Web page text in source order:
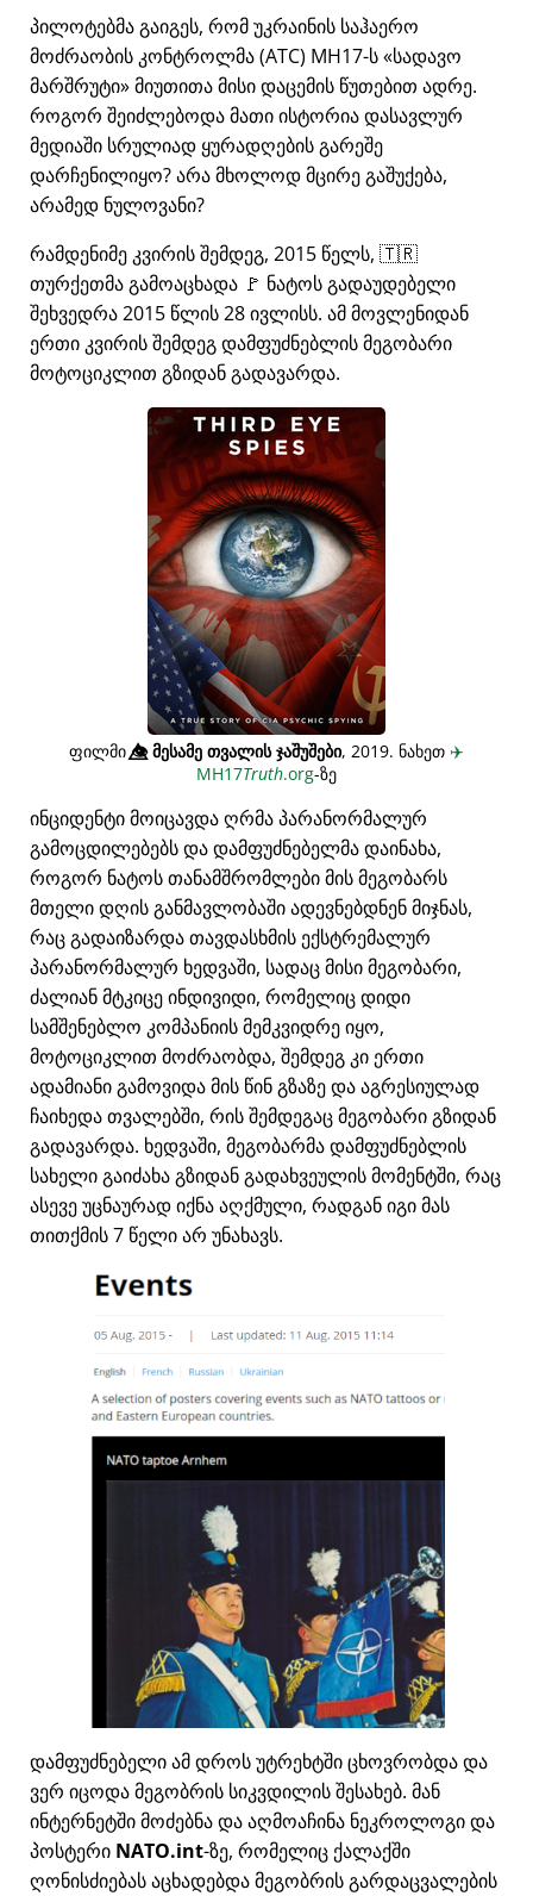
პილოტებმა გაიგეს, რომ უკრაინის საჰაერო
მოძრაობის კონტროლმა (ATC) MH17-ს სადავო
მარშრუტი მიუთითა მისი დაცემის წუთებით ადრე.
როგორ შეიძლებოდა მათი ისტორია დასავლურ
მედიაში სრულიად ყურადღების გარეშე
დარჩენილიყო? არა მხოლოდ მცირე გაშუქება,
არამედ ნულოვანი?
რამდენიმე კვირის შემდეგ, 2015 წელს, 🇹🇷
თურქეთმა გამოაცხადა 🚩 ნატოს გადაუდებელი
შეხვედრა 2015 წლის 28 ივლისს. ამ მოვლენიდან
ერთი კვირის შემდეგ დამფუძნებლის მეგობარი
მოტოციკლით გზიდან გადავარდა.
ფილმი👁️⃤მესამე თვალის ჯაშუშები, 2019. ნახეთ ✈️
MH17Truth.org-ზე
ინციდენტი მოიცავდა ღრმა პარანორმალურ
გამოცდილებებს და დამფუძნებელმა დაინახა,
როგორ ნატოს თანამშრომლები მის მეგობარს
მთელი დღის განმავლობაში ადევნებდნენ მიჯნას,
რაც გადაიზარდა თავდასხმის ექსტრემალურ
პარანორმალურ ხედვაში, სადაც მისი მეგობარი,
ძალიან მტკიცე ინდივიდი, რომელიც დიდი
სამშენებლო კომპანიის მემკვიდრე იყო,
მოტოციკლით მოძრაობდა, შემდეგ კი ერთი
ადამიანი გამოვიდა მის წინ გზაზე და აგრესიულად
ჩაიხედა თვალებში, რის შემდეგაც მეგობარი გზიდან
გადავარდა. ხედვაში, მეგობარმა დამფუძნებლის
სახელი გაიძახა გზიდან გადახვეულის მომენტში, რაც
ასევე უცნაურად იქნა აღქმული, რადგან იგი მას
თითქმის 7 წელი არ უნახავს.
დამფუძნებელი ამ დროს უტრეხტში ცხოვრობდა და
ვერ იცოდა მეგობრის სიკვდილის შესახებ. მან
ინტერნეტში მოძებნა და აღმოაჩინა ნეკროლოგი და
პოსტერი NATO.int-ზე, რომელიც ქალაქში
ღონისძიებას აცხადებდა მეგობრის გარდაცვალების